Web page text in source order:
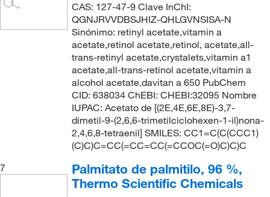
CAS: 127-47-9 Clave InChI:
QGNJRVVDBSJHIZ-QHLGVNSISA-N
Sinónimo: retinyl acetate,vitamin a
acetate,retinol acetate,retinol, acetate,all-
trans-retinyl acetate,crystalets,vitamin a1
acetate,all-trans-retinol acetate,vitamin a
alcohol acetate,davitan a 650 PubChem
CID: 638034 ChEBI: CHEBI:32095 Nombre
IUPAC: Acetato de [(2E,4E,6E,8E)-3,7-
dimetil-9-(2,6,6-trimetilciclohexen-1-il)nona-
2,4,6,8-tetraenil] SMILES: CC1=C(C(CCC1)
(C)C)C=CC(=CC=CC(=CCOC(=O)C)C)C
7
Palmitato de palmitilo, 96 %,
Thermo Scientific Chemicals